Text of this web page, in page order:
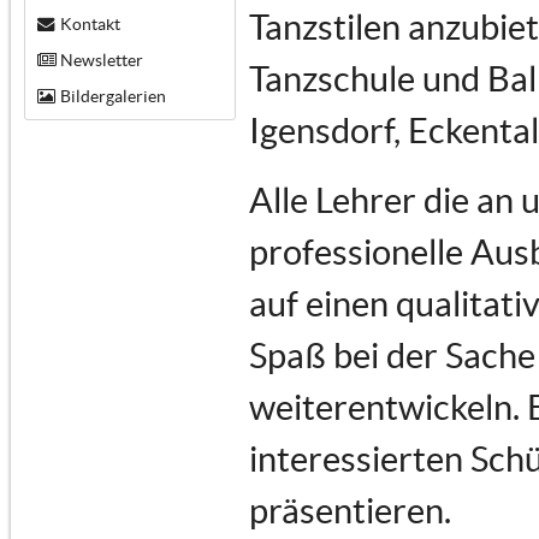
Kontakt
Newsletter
Bildergalerien
Tanzstilen
Tanzschule und
Igensdorf,
Alle Lehrer die an
professionelle
auf einen
Spaß bei der
weiterentwickeln.
interessierten
präsentieren.